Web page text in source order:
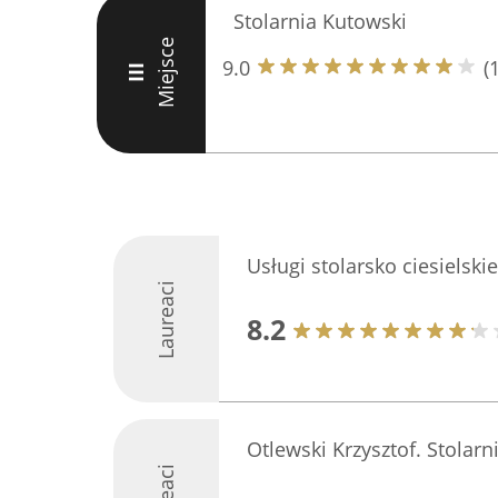
III Miejsce
Stolarnia Kutowski
9.0
Laureaci
Usługi stolarsko ciesielskie
8.2
Otlewski Krzysztof.